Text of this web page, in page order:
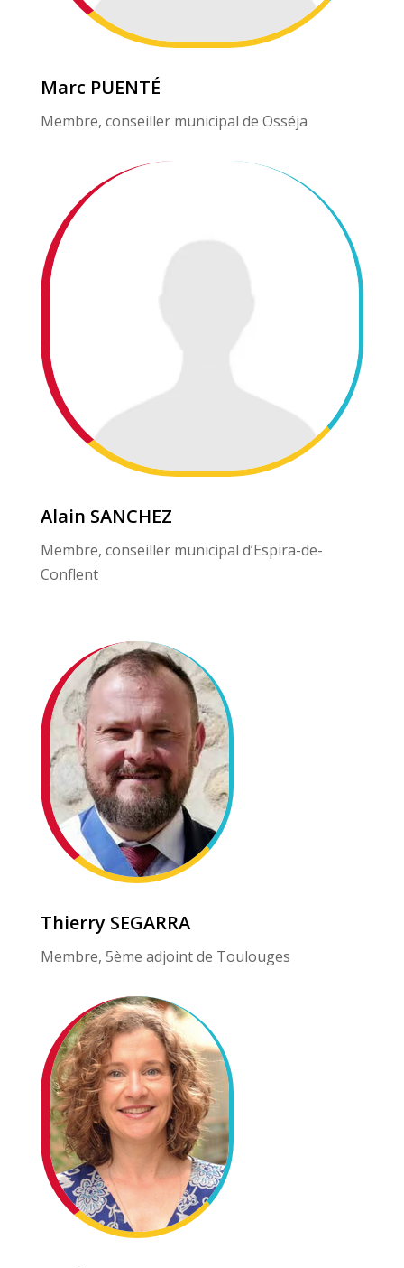
Marc PUENTÉ
Membre, conseiller municipal de Osséja
Alain SANCHEZ
Membre, conseiller municipal d’Espira-de-
Conflent
Thierry SEGARRA
Membre, 5ème adjoint de Toulouges